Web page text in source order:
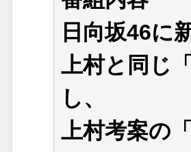
日向坂46に
上村と同じ
し、
上村考案の